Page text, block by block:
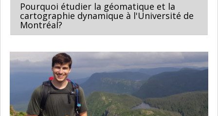
Pourquoi étudier la géomatique et la
cartographie dynamique à l'Université de
Montréal?